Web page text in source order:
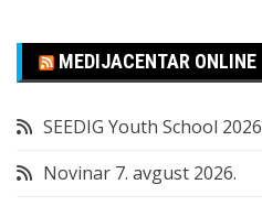
MEDIJACENTAR ONLINE
SEEDIG Youth School 2026
Novinar 7. avgust 2026.